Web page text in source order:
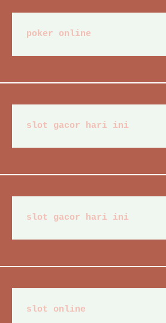
poker online
slot gacor hari ini
slot gacor hari ini
slot online